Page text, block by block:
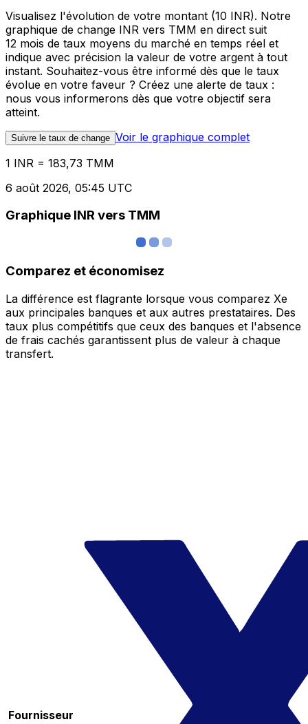
Visualisez l'évolution de votre montant (10 INR). Notre
graphique de change INR vers TMM en direct suit
12 mois de taux moyens du marché en temps réel et
indique avec précision la valeur de votre argent à tout
instant. Souhaitez-vous être informé dès que le taux
évolue en votre faveur ? Créez une alerte de taux :
nous vous informerons dès que votre objectif sera
atteint.
Suivre le taux de change Voir le graphique complet
1 INR = 183,73 TMM
6 août 2026, 05:45 UTC
Graphique INR vers TMM
Comparez et économisez
La différence est flagrante lorsque vous comparez Xe
aux principales banques et aux autres prestataires. Des
taux plus compétitifs que ceux des banques et l'absence
de frais cachés garantissent plus de valeur à chaque
transfert.
Fournisseur